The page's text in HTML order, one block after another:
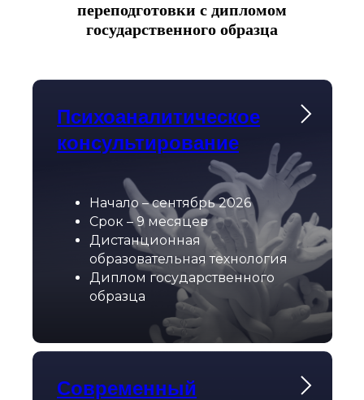
НОВОСТИ
переподготовки с дипломом
государственного образца
Психоаналитическое
консультирование
Начало – сентябрь 2026
Срок – 9 месяцев
Дистанционная
образовательная технология
Диплом государственного
образца
Современный